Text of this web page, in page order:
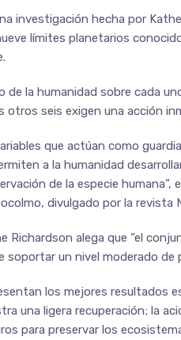
investigación hecha por
límites planetarios
la humanidad sobre cada
otros seis exigen una acción
que actúan como
a la humanidad
de la especie humana”,
divulgado por la revista
alega que “el
soportar un nivel moderado de
los mejores resultados
una ligera recuperación; la
para preservar los